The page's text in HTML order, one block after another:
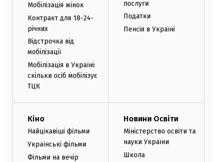
Мобілізація жінок
Контракт для 18-24-
річних
Відстрочка від
мобілізації
Мобілізація в Україні:
скільки осіб мобілізує
ТЦК
послуги
Податки
Пенсія в Україні
Кіно
Найцікавіші фільми
Українські фільми
Фільми на вечір
Новини Освіти
Міністерство освіти та
науки України
Школа